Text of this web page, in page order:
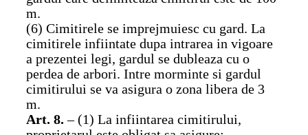
m.
(6) Cimitirele se imprejmuiesc cu gard. La
cimitirele infiintate dupa intrarea in vigoare
a prezentei legi, gardul se dubleaza cu o
perdea de arbori. Intre morminte si gardul
cimitirului se va asigura o zona libera de 3
m.
Art. 8.– (1) La infiintarea cimitirului,